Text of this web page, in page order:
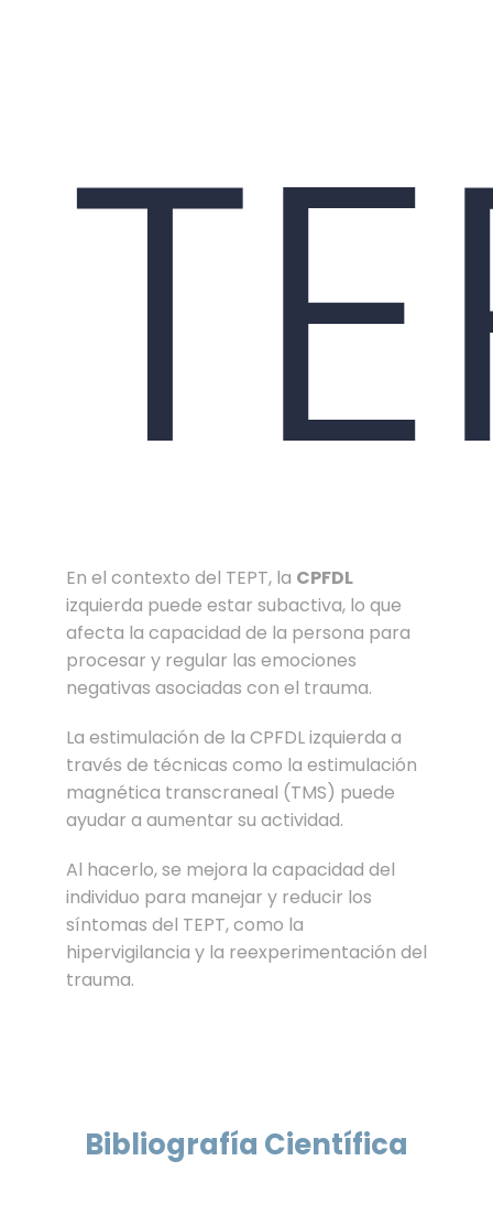
En el contexto del TEPT, la CPFDL
izquierda puede estar subactiva, lo que
afecta la capacidad de la persona para
procesar y regular las emociones
negativas asociadas con el trauma.
La estimulación de la CPFDL izquierda a
través de técnicas como la estimulación
magnética transcraneal (TMS) puede
ayudar a aumentar su actividad.
Al hacerlo, se mejora la capacidad del
individuo para manejar y reducir los
síntomas del TEPT, como la
hipervigilancia y la reexperimentación del
trauma.
Bibliografía Científica